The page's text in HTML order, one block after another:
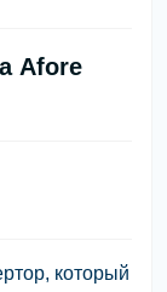
Afore
который